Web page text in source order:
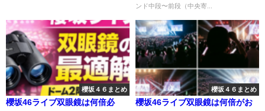
ンド中段〜前段（中央寄...
櫻坂４６まとめ
櫻坂46ライブ双眼鏡は何倍必
櫻坂４６まとめ
櫻坂46ライブ双眼鏡は何倍がお